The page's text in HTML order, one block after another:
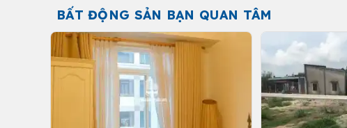
BẤT ĐỘNG SẢN BẠN QUAN TÂM